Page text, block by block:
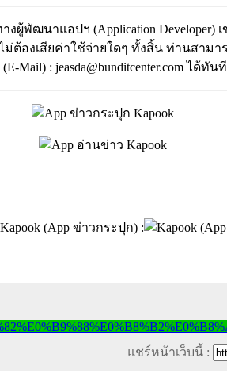
ผู้พัฒนาแอปฯ (Application Developer)
ม่ต้องเสียค่าใช้จ่ายใดๆ ทั้งสิ้น ท่านสาม
: jeasda@bunditcenter.com ได้ทัน
แชร์หน้าเว็บนี้ :